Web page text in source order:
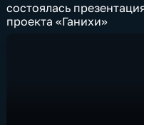
состоялась
проекта «Ганихи»